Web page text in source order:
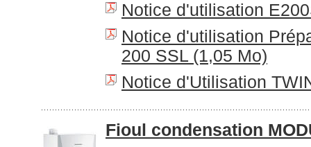
Notice d'utilisation
Notice d'utilisation
200 SSL (1,05 Mo)
Notice d'Utilisation
Fioul condensation